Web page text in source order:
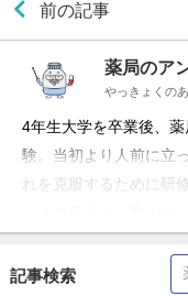
前の記事
薬局のア
やっきょくの
4年生大学を卒業後、
験。当初より人前に立
れを克服するために研
「人に伝える・教える
ス、資料提供などを行
記事検索